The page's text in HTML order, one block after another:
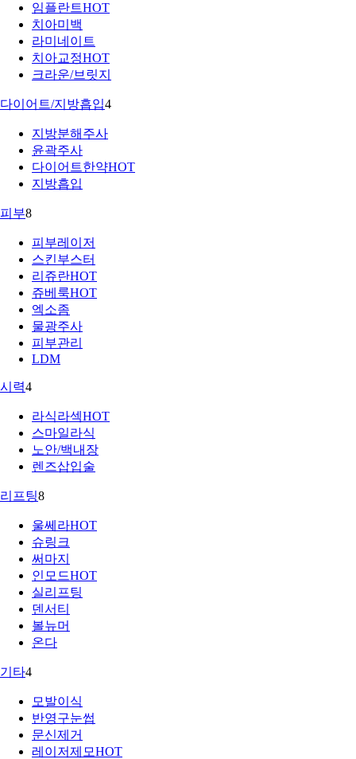
임플란트HOT
치아미백
라미네이트
치아교정HOT
크라운/브릿지
다이어트/지방흡입4
지방분해주사
윤곽주사
다이어트한약HOT
지방흡입
피부8
피부레이저
스킨부스터
리쥬란HOT
쥬베룩HOT
엑소좀
물광주사
피부관리
LDM
시력4
라식라섹HOT
스마일라식
노안/백내장
렌즈삽입술
리프팅8
울쎄라HOT
슈링크
써마지
인모드HOT
실리프팅
덴서티
볼뉴머
온다
기타4
모발이식
반영구눈썹
문신제거
레이저제모HOT